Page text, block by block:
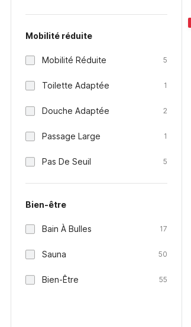
Mobilité réduite
Mobilité Réduite 5
Toilette Adaptée 1
Douche Adaptée 2
Passage Large 1
Pas De Seuil 5
Bien-être
Bain À Bulles 17
Sauna 50
Bien-Être 55